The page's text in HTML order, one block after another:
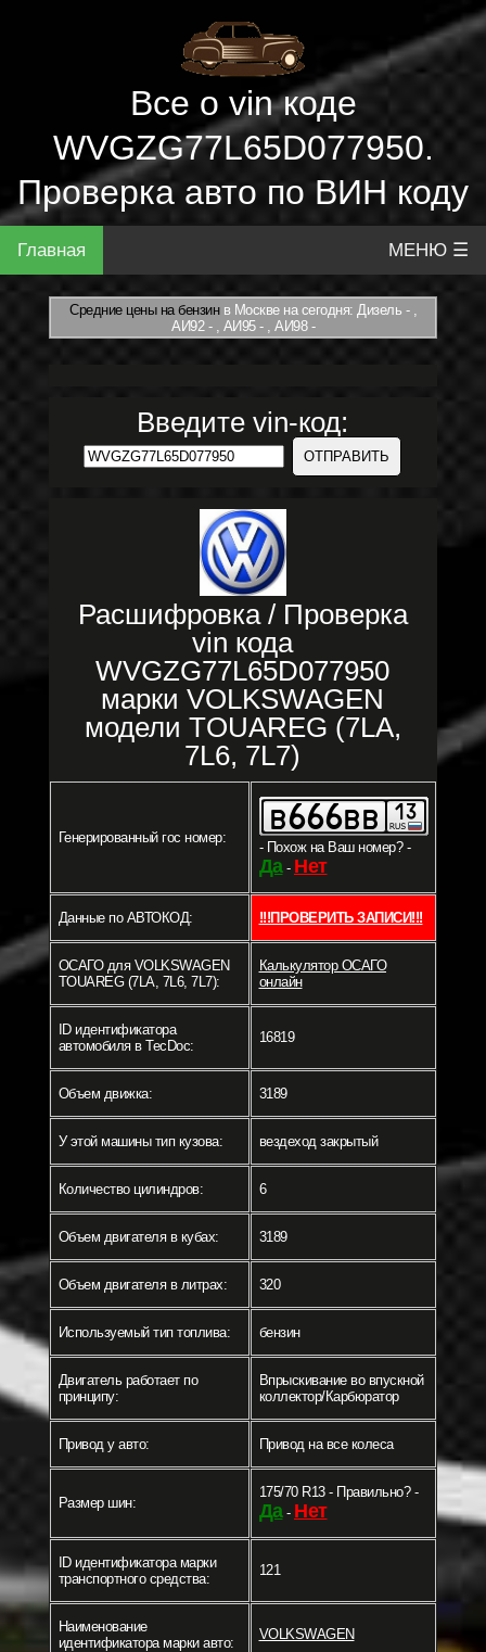
Все о vin коде
WVGZG77L65D077950.
Проверка авто по ВИН коду
Главная МЕНЮ ☰
Средние цены на бензинв Москве на сегодня: Дизель - ,
АИ92 - , АИ95 - , АИ98 -
Введите vin-код:
Расшифровка / Проверка
vin кода
WVGZG77L65D077950
марки VOLKSWAGEN
модели TOUAREG (7LA,
7L6, 7L7)
Генерированный гос номер:
- Похож на Ваш номер? -
Да- Нет
Данные по АВТОКОД: !!!ПРОВЕРИТЬ ЗАПИСИ!!!
ОСАГО для VOLKSWAGEN
TOUAREG (7LA, 7L6, 7L7):
Калькулятор ОСАГО
онлайн
ID идентификатора
автомобиля в TecDoc:
16819
Объем движка: 3189
У этой машины тип кузова: вездеход закрытый
Количество цилиндров: 6
Объем двигателя в кубах: 3189
Объем двигателя в литрах: 320
Используемый тип топлива: бензин
Двигатель работает по
принципу:
Впрыскивание во впускной
коллектор/Карбюратор
Привод у авто: Привод на все колеса
Размер шин:
175/70 R13 - Правильно? -
Да- Нет
ID идентификатора марки
транспортного средства:
121
Наименование
идентификатора марки авто:
VOLKSWAGEN